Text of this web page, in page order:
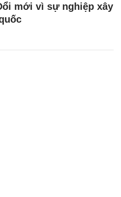
mới vì sự nghiệp xây